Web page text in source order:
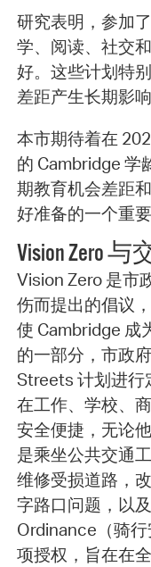
研究表明，参加
学、阅读、社交
好。这些计划特
差距产生长期影响
本市期待着在
的 Cambridge 学
期教育机会差距
好准备的一个重要
Vision Zero
Vision Zero 是市
伤而提出的倡议
使 Cambridge 成
的一部分，市政
Streets 计划进行
在工作、学校、
安全便捷，无论
是乘坐公共交通
维修受损道路，
字路口问题，以
Ordinance（骑
项授权，旨在在